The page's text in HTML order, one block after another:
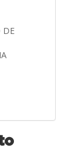
DE